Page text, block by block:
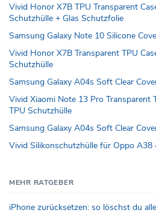
Vivid Honor X7B TPU Transparent
Schutzhülle + Glas Schutzfolie
Samsung Galaxy Note 10 Silicone
Vivid Honor X7B Transparent TPU
Schutzhülle
Samsung Galaxy A04s Soft Clear
Vivid Xiaomi Note 13 Pro Transparent
TPU Schutzhülle
Samsung Galaxy A04s Soft Clear
Vivid Silikonschutzhülle für Oppo A38
MEHR RATGEBER
iPhone zurücksetzen: so löschst du